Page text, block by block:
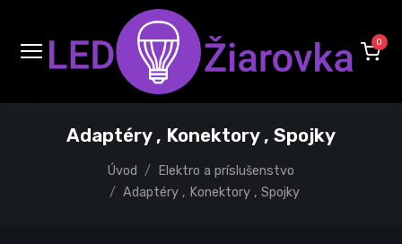
0
Adaptéry , Konektory , Spojky
Úvod
Elektro a príslušenstvo
Adaptéry , Konektory , Spojky